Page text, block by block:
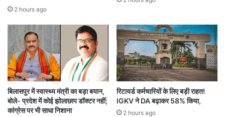
द
औ
यो
ग
भ
व
न
तै
या
2 hours ago
बिलासपुर में स्वास्थ्य मंत्री का बड़ा बयान,
बोले- प्रदेश में कोई झोलाछाप डॉक्टर नहीं;
कांग्रेस पर भी साधा निशाना
रिटायर्ड कर्मचारियों के लिए बड़ी राहत!
IGKV ने DA बढ़ाकर 58% किया,
2 hours ago